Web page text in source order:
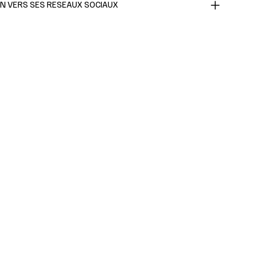
VERS SES RESEAUX SOCIAUX